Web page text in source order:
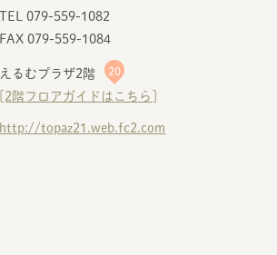
TEL 079-559-1082
FAX 079-559-1084
えるむプラザ2階 20
[2階フロアガイドはこちら]
http://topaz21.web.fc2.com